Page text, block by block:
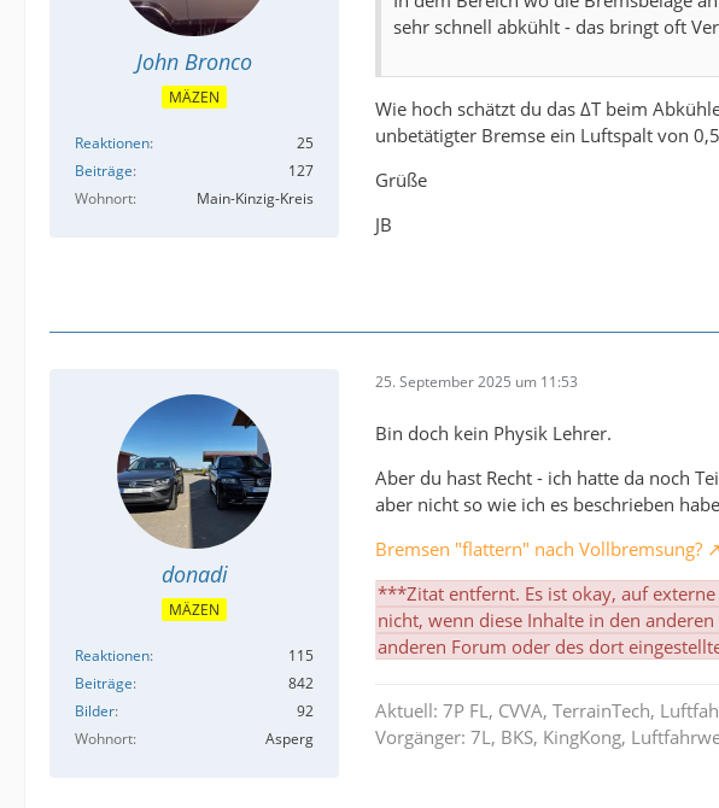
John Bronco
MÄZEN
Reaktionen
25
Beiträge
127
Wohnort
Main-Kinzig-Kreis
sehr schnell abkühlt - das bringt oft
Wie hoch schätzt du das ΔT beim
unbetätigter Bremse ein Luftspalt von
Grüße
JB
donadi
MÄZEN
Reaktionen
115
Beiträge
842
Bilder
92
Wohnort
Asperg
25. September 2025 um 11:53
Bin doch kein Physik Lehrer.
Aber du hast Recht - ich hatte da noch
aber nicht so wie ich es beschrieben
Bremsen "flattern" nach Vollbremsung?
***Zitat entfernt. Es ist okay, auf
nicht, wenn diese Inhalte in den
anderen Forum oder des dort
Aktuell: 7P FL, CVVA, TerrainTech,
Vorgänger: 7L, BKS, KingKong,